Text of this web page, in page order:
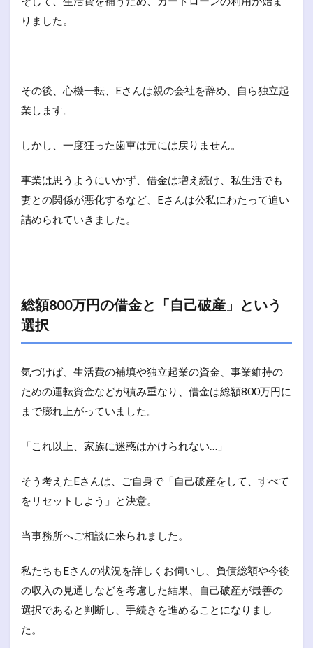
りました。
その後、心機一転、Eさんは親の会社を辞め、自ら独立起
業します。
しかし、一度狂った歯車は元には戻りません。
事業は思うようにいかず、借金は増え続け、私生活でも
妻との関係が悪化するなど、Eさんは公私にわたって追い
詰められていきました。
総額800万円の借金と「自己破産」という
選択
気づけば、生活費の補填や独立起業の資金、事業維持の
ための運転資金などが積み重なり、借金は総額800万円に
まで膨れ上がっていました。
「これ以上、家族に迷惑はかけられない…」
そう考えたEさんは、ご自身で「自己破産をして、すべて
をリセットしよう」と決意。
当事務所へご相談に来られました。
私たちもEさんの状況を詳しくお伺いし、負債総額や今後
の収入の見通しなどを考慮した結果、自己破産が最善の
選択であると判断し、手続きを進めることになりまし
た。